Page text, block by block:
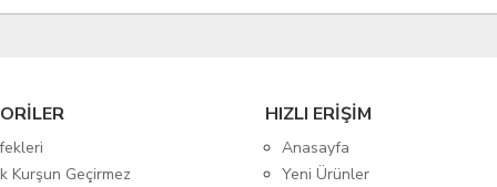
Kurşun Geçirmez
HIZLI ERİŞİM
Anasayfa
Yeni Ürünler